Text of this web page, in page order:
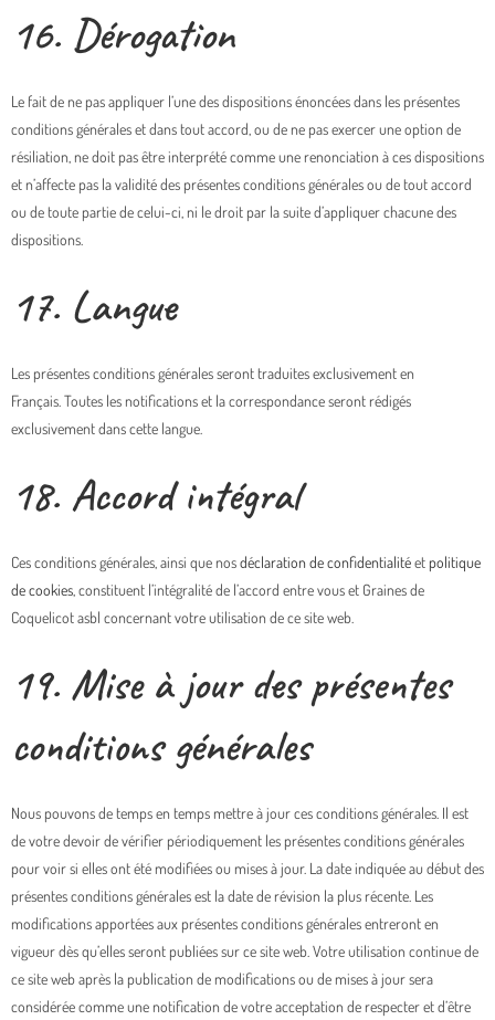
16. Dérogation
Le fait de ne pas appliquer l’une des dispositions énoncées dans les présentes
conditions générales et dans tout accord, ou de ne pas exercer une option de
résiliation, ne doit pas être interprété comme une renonciation à ces dispositions
et n’affecte pas la validité des présentes conditions générales ou de tout accord
ou de toute partie de celui-ci, ni le droit par la suite d’appliquer chacune des
dispositions.
17. Langue
Les présentes conditions générales seront traduites exclusivement en
Français. Toutes les notifications et la correspondance seront rédigés
exclusivement dans cette langue.
18. Accord intégral
Ces conditions générales, ainsi que nosdéclaration de confidentialitéet politique
de cookies , constituent l’intégralité de l’accord entre vous et Graines de
Coquelicot asbl concernant votre utilisation de ce site web.
19. Mise à jour des présentes
conditions générales
Nous pouvons de temps en temps mettre à jour ces conditions générales. Il est
de votre devoir de vérifier périodiquement les présentes conditions générales
pour voir si elles ont été modifiées ou mises à jour. La date indiquée au début des
présentes conditions générales est la date de révision la plus récente. Les
modifications apportées aux présentes conditions générales entreront en
vigueur dès qu’elles seront publiées sur ce site web. Votre utilisation continue de
ce site web après la publication de modifications ou de mises à jour sera
considérée comme une notification de votre acceptation de respecter et d’être